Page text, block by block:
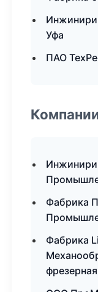
Уфа
ПАО
Фабрика
Фабрика
фрезерная